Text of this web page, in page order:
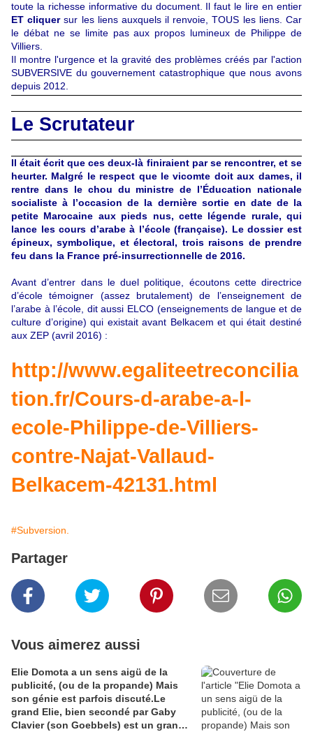
toute la richesse informative du document. Il faut le lire en entier
ET cliquersur les liens auxquels il renvoie, TOUS les liens. Car
le débat ne se limite pas aux propos lumineux de Philippe de
Villiers.
Il montre l'urgence et la gravité des problèmes créés par l'action
SUBVERSIVE du gouvernement catastrophique que nous avons
depuis 2012.
Le Scrutateur
Il était écrit que ces deux-là finiraient par se rencontrer, et se
heurter. Malgré le respect que le vicomte doit aux dames, il
rentre dans le chou du ministre de l’Éducation nationale
socialiste à l’occasion de la dernière sortie en date de la
petite Marocaine aux pieds nus, cette légende rurale, qui
lance les cours d’arabe à l’école (française). Le dossier est
épineux, symbolique, et électoral, trois raisons de prendre
feu dans la France pré-insurrectionnelle de 2016.
Avant d’entrer dans le duel politique, écoutons cette directrice
d’école témoigner (assez brutalement) de l’enseignement de
l’arabe à l’école, dit aussi ELCO (enseignements de langue et de
culture d’origine) qui existait avant Belkacem et qui était destiné
aux ZEP (avril 2016) :
http://www.egaliteetreconcilia
tion.fr/Cours-d-arabe-a-l-
ecole-Philippe-de-Villiers-
contre-Najat-Vallaud-
Belkacem-42131.html
#Subversion.
Partager
Vous aimerez aussi
Elie Domota a un sens aigü de la
publicité, (ou de la propande) Mais
son génie est parfois discuté.Le
grand Elie, bien secondé par Gaby
Clavier (son Goebbels) est un grand